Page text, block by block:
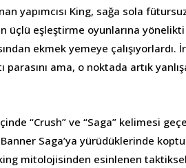
yapımcısı King, sağa sola
üçlü eşleştirme oyunlarına
ekmek yemeye çalışıyorlardı.
parasını ama, o noktada artık
“Crush” ve “Saga” kelimesi
Saga’ya yürüdüklerinde
mitolojisinden esinlenen